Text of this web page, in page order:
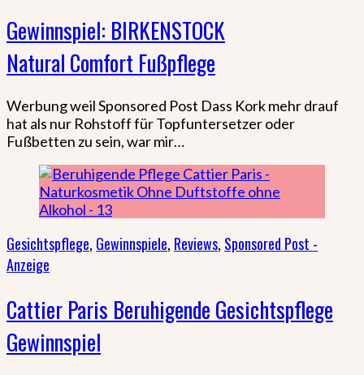
Gewinnspiel: BIRKENSTOCK
Natural Comfort Fußpflege
Werbung weil Sponsored Post Dass Kork mehr drauf
hat als nur Rohstoff für Topfuntersetzer oder
Fußbetten zu sein, war mir…
Gesichtspflege, Gewinnspiele, Reviews, Sponsored Post -
Anzeige
Cattier Paris Beruhigende Gesichtspflege
Gewinnspiel